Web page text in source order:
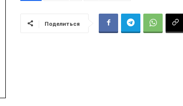
Поделиться